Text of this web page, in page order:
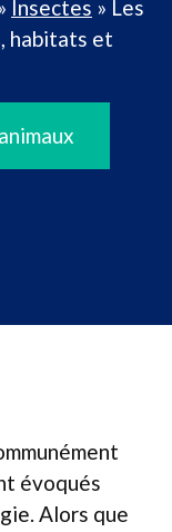
» Insectes » Les
habitats et
évoqués
Alors que